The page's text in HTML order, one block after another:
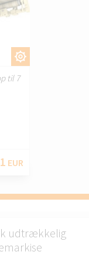
til 7
EUR
udtrækkelig